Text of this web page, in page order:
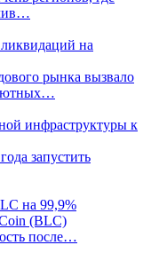
на
рынка вызвало
инфраструктуры к
запустить
на 99,9%
(BLC)
после…